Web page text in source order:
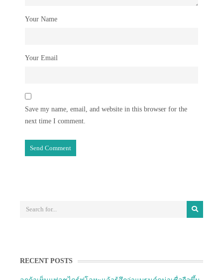
Your Name
Your Email
Save my name, email, and website in this browser for the
next time I comment.
RECENT POSTS